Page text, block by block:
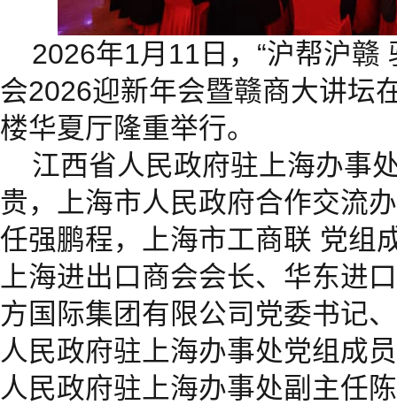
2026年1月11日，“沪帮沪赣
会2026迎新年会暨赣商大讲坛
楼华夏厅隆重举行。
江西省人民政府驻上海办事
贵，上海市人民政府合作交流
任强鹏程，上海市工商联 党组
上海进出口商会会长、华东进
方国际集团有限公司党委书记
人民政府驻上海办事处党组成
人民政府驻上海办事处副主任